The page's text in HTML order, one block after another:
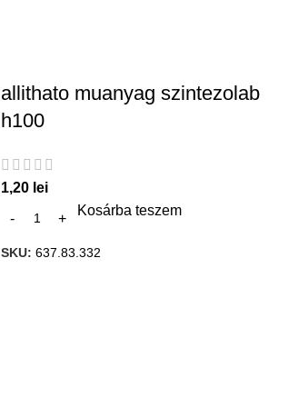
allithato muanyag szintezolab
h100
1,20 lei
Kosárba teszem
SKU: 637.83.332